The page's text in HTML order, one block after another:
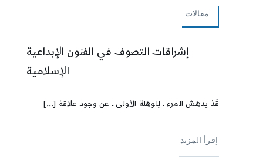
مقالات
إشراقات التصوف في الفنون الإبداعية
الإسلامية
قَدْ يدهش المرء ـ لِلوهلة الأولى ـ عن وجود علاقة [...]
إقرأ المزيد